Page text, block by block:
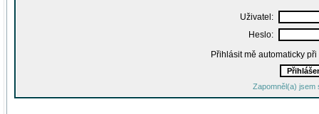
Uživatel:
Heslo:
Přihlásit mě automaticky
Zapomněl(a) jsem